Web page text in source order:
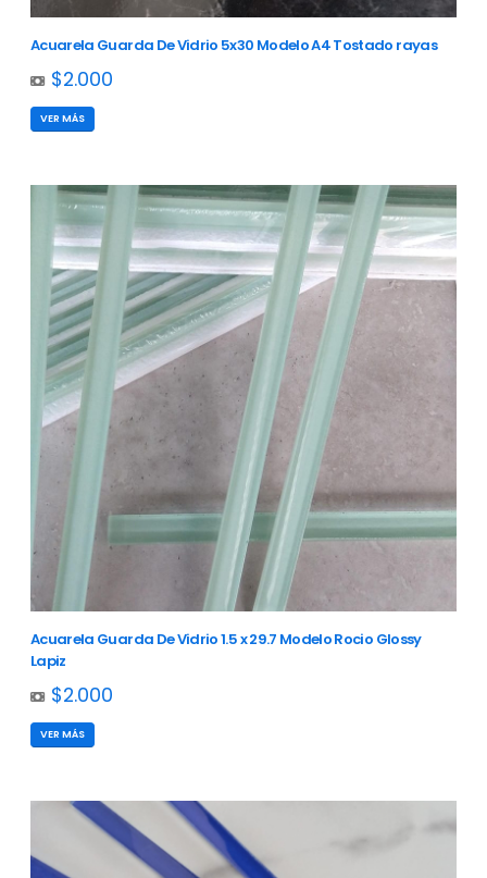
Acuarela Guarda De Vidrio 5x30 Modelo A4 Tostado rayas
$2.000
VER MÁS
Acuarela Guarda De Vidrio 1.5 x 29.7 Modelo Rocio Glossy
Lapiz
$2.000
VER MÁS